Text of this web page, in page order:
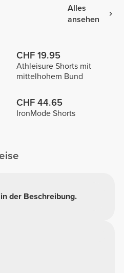
Alles
ansehen
CHF 19.95
Athleisure Shorts mit
mittelhohem Bund
CHF 44.65
IronMode Shorts
der Beschreibung.